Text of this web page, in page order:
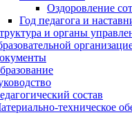
Оздоровление
Год педагога и
и органы
состав
техническое